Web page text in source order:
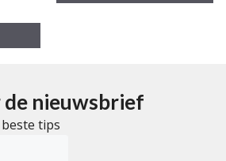
5
nieuwsbrief
tips